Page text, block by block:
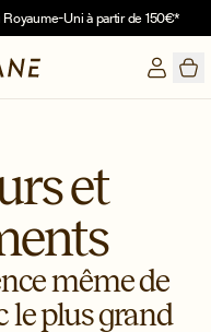
Uni à partir de 150€*
0
et
même de
le plus grand